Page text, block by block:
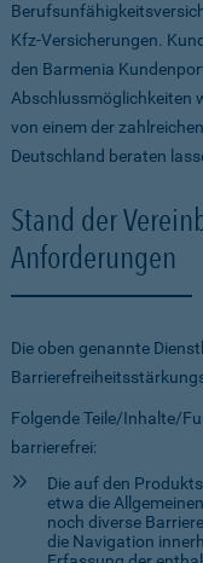
Kfz-Versicherungen.
den Barmenia
Abschlussmöglichkeiten
von einem der
Deutschland beraten
Stand der
Anforderungen
Die oben genannte
Folgende Teile/Inhalte/
barrierefrei:
Die auf den
etwa die
noch diverse
die Navigation